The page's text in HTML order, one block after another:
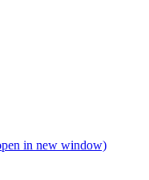
in new window)